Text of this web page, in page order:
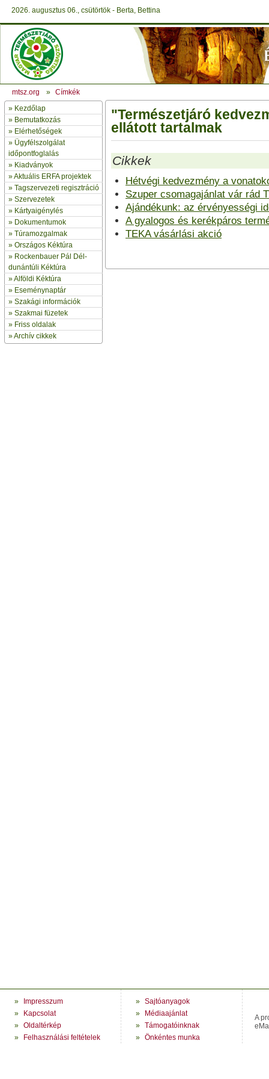
2026. augusztus 06., csütörtök - Berta, Bettina
mtsz.org » Címkék
» Kezdőlap
» Bemutatkozás
» Elérhetőségek
» Ügyfélszolgálat
időpontfoglalás
» Kiadványok
»Aktuális ERFA projektek
» Tagszervezeti regisztráció
» Szervezetek
» Kártyaigénylés
» Dokumentumok
» Túramozgalmak
» Országos Kéktúra
» Rockenbauer Pál Dél-
dunántúli Kéktúra
»Alföldi Kéktúra
» Eseménynaptár
» Szakági információk
» Szakmai füzetek
» Friss oldalak
»Archív cikkek
"Természetjáró
ellátott tartalmak
Cikkek
Hétvégi kedvezmény a
Szuper csomagajánlat vár rád
Ajándékunk: az érvényességi
A gyalogos és kerékpáros
TEKA vásárlási akció
»
Impresszum
»
Kapcsolat
» Oldaltérkép
»
Felhasználási feltételek
» Sajtóanyagok
»
Médiaajánlat
» Támogatóinknak
» Önkéntes munka
A